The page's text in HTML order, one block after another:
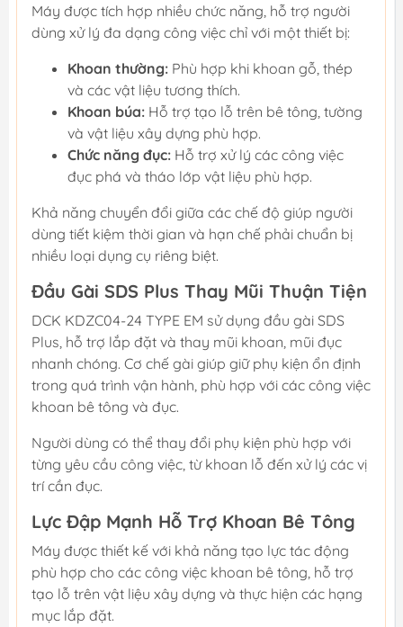
Máy được tích hợp nhiều chức năng, hỗ trợ người
dùng xử lý đa dạng công việc chỉ với một thiết bị:
Khoan thường: Phù hợp khi khoan gỗ, thép
và các vật liệu tương thích.
Khoan búa: Hỗ trợ tạo lỗ trên bê tông, tường
và vật liệu xây dựng phù hợp.
Chức năng đục: Hỗ trợ xử lý các công việc
đục phá và tháo lớp vật liệu phù hợp.
Khả năng chuyển đổi giữa các chế độ giúp người
dùng tiết kiệm thời gian và hạn chế phải chuẩn bị
nhiều loại dụng cụ riêng biệt.
Đầu Gài SDS Plus Thay Mũi Thuận Tiện
DCK KDZC04-24 TYPE EM sử dụng đầu gài SDS
Plus, hỗ trợ lắp đặt và thay mũi khoan, mũi đục
nhanh chóng. Cơ chế gài giúp giữ phụ kiện ổn định
trong quá trình vận hành, phù hợp với các công việc
khoan bê tông và đục.
Người dùng có thể thay đổi phụ kiện phù hợp với
từng yêu cầu công việc, từ khoan lỗ đến xử lý các vị
trí cần đục.
Lực Đập Mạnh Hỗ Trợ Khoan Bê Tông
Máy được thiết kế với khả năng tạo lực tác động
phù hợp cho các công việc khoan bê tông, hỗ trợ
tạo lỗ trên vật liệu xây dựng và thực hiện các hạng
mục lắp đặt.